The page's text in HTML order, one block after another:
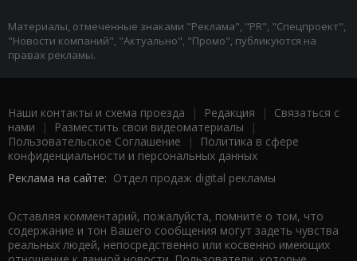
Материалы, отмеченные знаками "Реклама", "PR", "Спецпроект",
"Новости компаний", "Актуально", "Промо", публикуются на
правах рекламы.
Наши контакты и схема проезда | Редакция | Связаться с
нами | Разместить свои видеоматериалы |
Пользовательское Соглашение |
Политика в сфере
конфиденциальности и персональных данных
Реклама на сайте: Отдел продаж digital рекламы
Оставляя комментарий, пожалуйста, помните о том, что
содержание и тон Вашего сообщения могут задеть чувства
реальных людей, непосредственно или косвенно имеющих